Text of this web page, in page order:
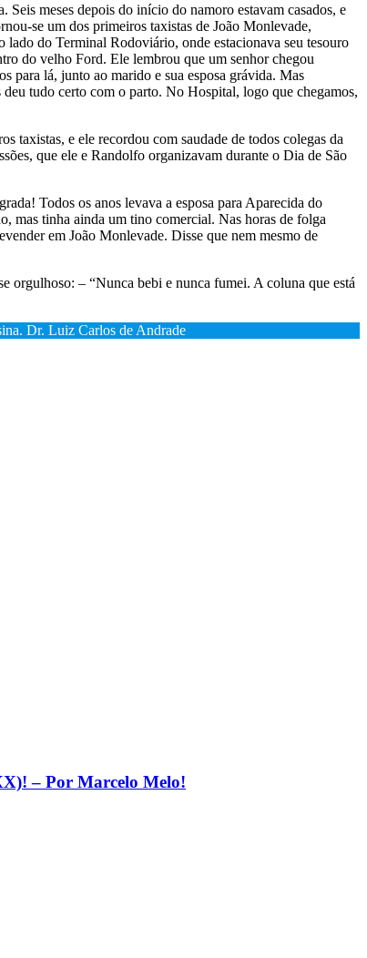
meses depois do início do namoro estavam casados, e
se um dos primeiros taxistas de João Monlevade,
lado do Terminal Rodoviário, onde estacionava seu tesouro
do velho Ford. Ele lembrou que um senhor chegou
para lá, junto ao marido e sua esposa grávida. Mas
tudo certo com o parto. No Hospital, logo que chegamos,
taxistas, e ele recordou com saudade de todos colegas da
que ele e Randolfo organizavam durante o Dia de São
Todos os anos levava a esposa para Aparecida do
mas tinha ainda um tino comercial. Nas horas de folga
em João Monlevade. Disse que nem mesmo de
orgulhoso: – “Nunca bebi e nunca fumei. A coluna que está
Dr. Luiz Carlos de Andrade
– Por Marcelo Melo!